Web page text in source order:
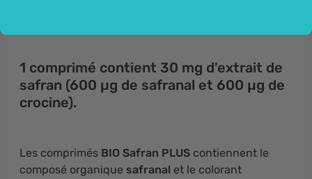
1 comprimé contient 30 mg d'extrait de
safran (600 µg de safranal et 600 µg de
crocine).
Les comprimés BIO Safran PLUS contiennent le
composé organique safranal et le colorant